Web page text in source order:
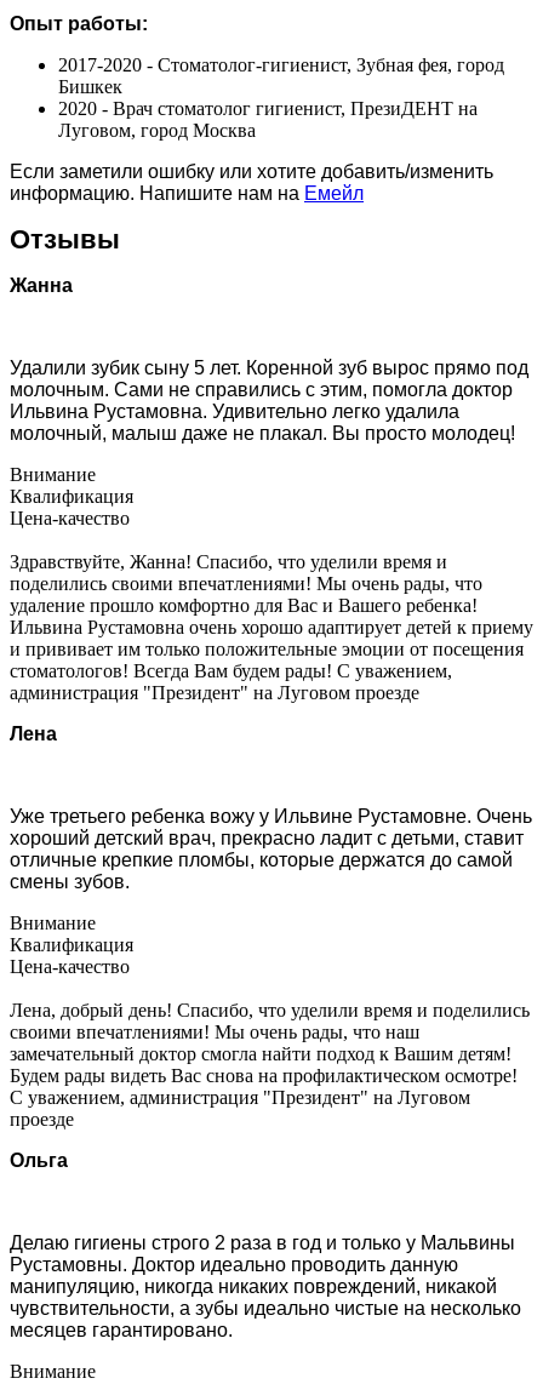
Опыт работы:
2017-2020 - Стоматолог-гигиенист, Зубная фея, город
Бишкек
2020 - Врач стоматолог гигиенист, ПрезиДЕНТ на
Луговом, город Москва
Если заметили ошибку или хотите добавить/изменить
информацию. Напишите нам на Емейл
Отзывы
Жанна
Удалили зубик сыну 5 лет. Коренной зуб вырос прямо под
молочным. Сами не справились с этим, помогла доктор
Ильвина Рустамовна. Удивительно легко удалила
молочный, малыш даже не плакал. Вы просто молодец!
Внимание
Квалификация
Цена-качество
Здравствуйте, Жанна! Спасибо, что уделили время и
поделились своими впечатлениями! Мы очень рады, что
удаление прошло комфортно для Вас и Вашего ребенка!
Ильвина Рустамовна очень хорошо адаптирует детей к приему
и прививает им только положительные эмоции от посещения
стоматологов! Всегда Вам будем рады! С уважением,
администрация "Президент" на Луговом проезде
Лена
Уже третьего ребенка вожу у Ильвине Рустамовне. Очень
хороший детский врач, прекрасно ладит с детьми, ставит
отличные крепкие пломбы, которые держатся до самой
смены зубов.
Внимание
Квалификация
Цена-качество
Лена, добрый день! Спасибо, что уделили время и поделились
своими впечатлениями! Мы очень рады, что наш
замечательный доктор смогла найти подход к Вашим детям!
Будем рады видеть Вас снова на профилактическом осмотре!
С уважением, администрация "Президент" на Луговом
проезде
Ольга
Делаю гигиены строго 2 раза в год и только у Мальвины
Рустамовны. Доктор идеально проводить данную
манипуляцию, никогда никаких повреждений, никакой
чувствительности, а зубы идеально чистые на несколько
месяцев гарантировано.
Внимание